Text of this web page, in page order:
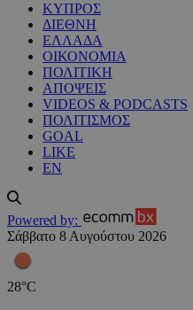
ΚΥΠΡΟΣ
ΔΙΕΘΝΗ
ΕΛΛΑΔΑ
ΟΙΚΟΝΟΜΙΑ
ΠΟΛΙΤΙΚΗ
ΑΠΟΨΕΙΣ
VIDEOS & PODCASTS
ΠΟΛΙΤΙΣΜΟΣ
GOAL
LIKE
EN
Powered by:
Σάββατο 8 Αυγούστου 2026
28°C